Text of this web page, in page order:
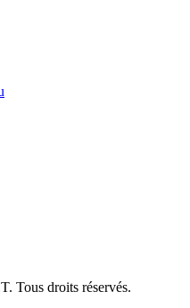
. Tous droits réservés.